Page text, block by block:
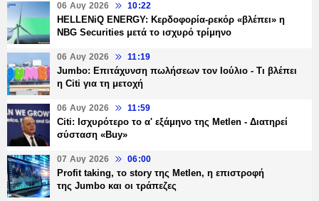
06 Αυγ 2026 10:22
HELLENiQ ENERGY: Κερδοφορία-ρεκόρ «βλέπει» η
NBG Securities μετά το ισχυρό τρίμηνο
06 Αυγ 2026 11:19
Jumbo: Επιτάχυνση πωλήσεων τον Ιούλιο - Τι βλέπει
η Citi για τη μετοχή
06 Αυγ 2026 11:59
Citi: Ισχυρότερο το α' εξάμηνο της Metlen - Διατηρεί
σύσταση «Buy»
07 Αυγ 2026 06:00
Profit taking, το story της Metlen, η επιστροφή
της Jumbo και οι τράπεζες